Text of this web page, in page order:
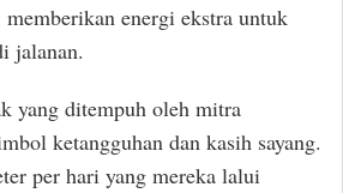
energi ekstra untuk
jalanan.
yang ditempuh oleh mitra
ketangguhan dan kasih sayang.
per hari yang mereka lalui